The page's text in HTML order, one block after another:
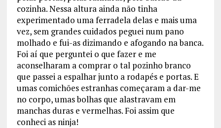
cozinha. Nessa altura ainda não tinha
experimentado uma ferradela delas e mais uma
vez, sem grandes cuidados peguei num pano
molhado e fui-as dizimando e afogando na banca.
Foi aí que perguntei o que fazer e me
aconselharam a comprar o tal pozinho branco
que passei a espalhar junto a rodapés e portas. E
umas comichões estranhas começaram a dar-me
no corpo, umas bolhas que alastravam em
manchas duras e vermelhas. Foi assim que
conheci as ninja!